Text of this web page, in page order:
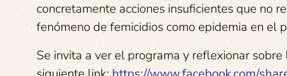
concretamente acciones insuficientes que no
fenómeno de femicidios como epidemia en el
Se invita a ver el programa y reflexionar